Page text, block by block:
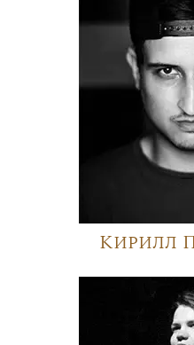
Кирилл